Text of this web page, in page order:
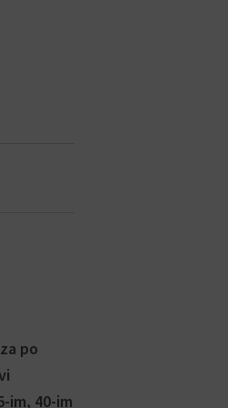
po
im, 40-im